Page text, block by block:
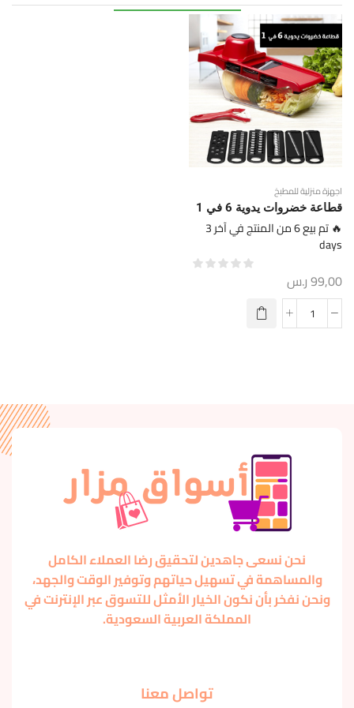
اجهزة منزلية للمطبخ
قطاعة خضروات يدوية 6 في 1
🔥 تم بيع 6 من المنتج في آخر 3
days
99,00ر.س
نحن نسعى جاهدين لتحقيق رضا العملاء الكامل
والمساهمة في تسهيل حياتهم وتوفير الوقت والجهد،
ونحن نفخر بأن نكون الخيار الأمثل للتسوق عبر الإنترنت في
المملكة العربية السعودية.
تواصل معنا